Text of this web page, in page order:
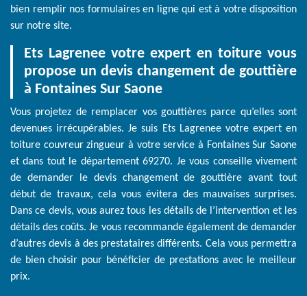
bien remplir nos formulaires en ligne qui est à votre disposition
sur notre site.
Ets Lagrenee votre expert en toiture vous
propose un devis changement de gouttière
à Fontaines Sur Saone
Vous projetez de remplacer vos gouttières parce qu’elles sont
devenues irrécupérables. Je suis Ets Lagrenee votre expert en
toiture couvreur zingueur à votre service à Fontaines Sur Saone
et dans tout le département 69270. Je vous conseille vivement
de demander le devis changement de gouttière avant tout
début de travaux, cela vous évitera des mauvaises surprises.
Dans ce devis, vous aurez tous les détails de l’intervention et les
détails des coûts. Je vous recommande également de demander
d’autres devis à des prestataires différents. Cela vous permettra
de bien choisir pour bénéficier de prestations avec le meilleur
prix.